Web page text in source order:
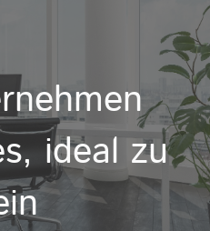
ideal zu